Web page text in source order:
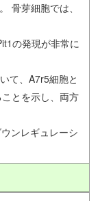
骨芽細胞では、
の発現が非常に
て、A7r5細胞と
とを示し、両方
ンレギュレーシ